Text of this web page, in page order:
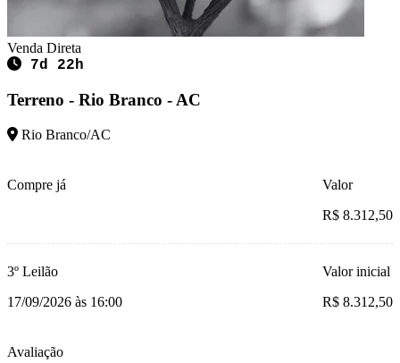
Venda Direta
7d 22h
Terreno - Rio Branco - AC
Rio Branco/AC
Compre já
Valor
R$ 8.312,50
3º Leilão
17/09/2026 às 16:00
Valor inicial
R$ 8.312,50
Avaliação